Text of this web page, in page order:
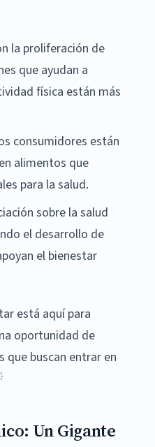
la proliferación de
que ayudan a
física están más
consumidores están
alimentos que
para la salud.
sobre la salud
el desarrollo de
el bienestar
está aquí para
oportunidad de
que buscan entrar en
Un Gigante